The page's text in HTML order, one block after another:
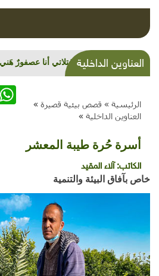
العناوين الداخليةكارثة التلوث النفطي
الرئيسية » قصص بيئية قصيرة »
العناوين الداخلية »
أسرة حُرة طيبة المعشر
الكاتب: آلاء المقيد
خاص بآفاق البيئة والتنمية